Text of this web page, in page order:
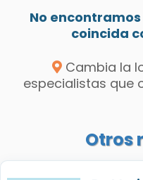
No
coincida
Cambia la
especialistas que
Otros